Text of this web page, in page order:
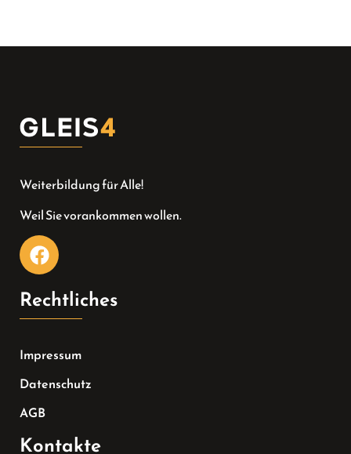
Weiterbildung für Alle!
Weil Sie vorankommen wollen.
Rechtliches
Impressum
Datenschutz
AGB
Kontakte